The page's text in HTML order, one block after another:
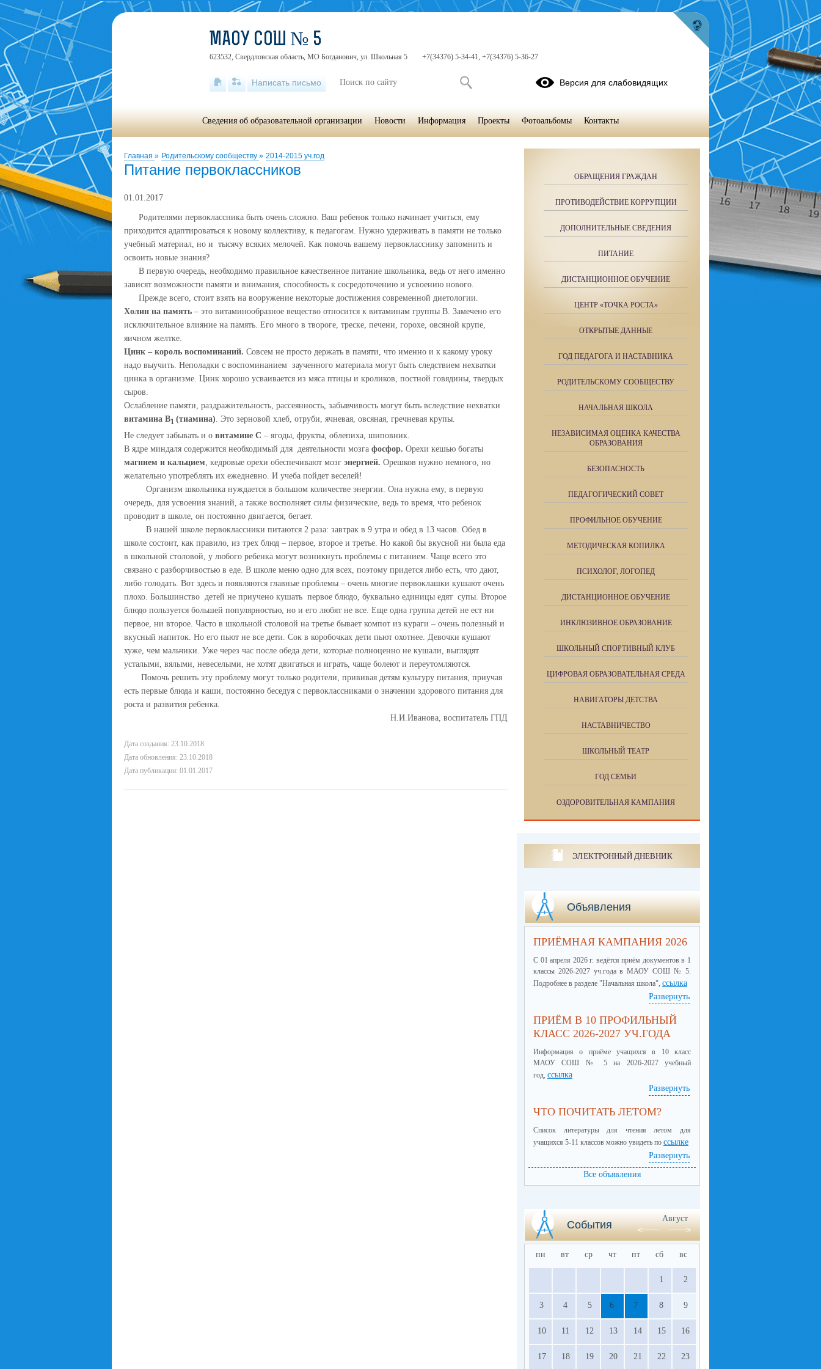
Главная » Родительскому сообществу » 2014-2015 уч.год
Питание первоклассников
01.01.2017
Родителями первоклассника быть очень сложно. Ваш ребенок только начинает учиться, ему
приходится адаптироваться к новому коллективу, к педагогам. Нужно удерживать в памяти не только
учебный материал, но и тысячу всяких мелочей. Как помочь вашему первокласснику запомнить и
освоить новые знания?
В первую очередь, необходимо правильное качественное питание школьника, ведь от него именно
зависят возможности памяти и внимания, способность к сосредоточению и усвоению нового.
Прежде всего, стоит взять на вооружение некоторые достижения современной диетологии.
Холин на память – это витаминообразное вещество относится к витаминам группы В. Замечено его
исключительное влияние на память. Его много в твороге, треске, печени, горохе, овсяной крупе,
яичном желтке.
Цинк – король воспоминаний. Совсем не просто держать в памяти, что именно и к какому уроку
надо выучить. Неполадки с воспоминанием заученного материала могут быть следствием нехватки
цинка в организме. Цинк хорошо усваивается из мяса птицы и кроликов, постной говядины, твердых
сыров.
Ослабление памяти, раздражительность, рассеянность, забывчивость могут быть вследствие нехватки
витамина В1 (тиамина). Это зерновой хлеб, отруби, ячневая, овсяная, гречневая крупы.
Не следует забывать и о витамине С – ягоды, фрукты, облепиха, шиповник.
В ядре миндаля содержится необходимый для деятельности мозга фосфор. Орехи кешью богаты
магнием и кальцием , кедровые орехи обеспечивают мозг энергией. Орешков нужно немного, но
желательно употреблять их ежедневно. И учеба пойдет веселей!
Организм школьника нуждается в большом количестве энергии. Она нужна ему, в первую
очередь, для усвоения знаний, а также восполняет силы физические, ведь то время, что ребенок
проводит в школе, он постоянно двигается, бегает.
В нашей школе первоклассники питаются 2 раза: завтрак в 9 утра и обед в 13 часов. Обед в
школе состоит, как правило, из трех блюд – первое, второе и третье. Но какой бы вкусной ни была еда
в школьной столовой, у любого ребенка могут возникнуть проблемы с питанием. Чаще всего это
связано с разборчивостью в еде. В школе меню одно для всех, поэтому придется либо есть, что дают,
либо голодать. Вот здесь и появляются главные проблемы – очень многие первоклашки кушают очень
плохо. Большинство детей не приучено кушать первое блюдо, буквально единицы едят супы. Второе
блюдо пользуется большей популярностью, но и его любят не все. Еще одна группа детей не ест ни
первое, ни второе. Часто в школьной столовой на третье бывает компот из кураги – очень полезный и
вкусный напиток. Но его пьют не все дети. Сок в коробочках дети пьют охотнее. Девочки кушают
хуже, чем мальчики. Уже через час после обеда дети, которые полноценно не кушали, выглядят
усталыми, вялыми, невеселыми, не хотят двигаться и играть, чаще болеют и переутомляются.
Помочь решить эту проблему могут только родители, прививая детям культуру питания, приучая
есть первые блюда и каши, постоянно беседуя с первоклассниками о значении здорового питания для
роста и развития ребенка.
Н.И.Иванова, воспитатель ГПД
Дата создания: 23.10.2018
Дата обновления: 23.10.2018
Дата публикации: 01.01.2017
ОБРАЩЕНИЯ ГРАЖДАН
ПРОТИВОДЕЙСТВИЕ КОРРУПЦИИ
ДОПОЛНИТЕЛЬНЫЕ СВЕДЕНИЯ
ПИТАНИЕ
ДИСТАНЦИОННОЕ ОБУЧЕНИЕ
ЦЕНТР «ТОЧКА РОСТА»
ОТКРЫТЫЕ ДАННЫЕ
ГОД ПЕДАГОГА И НАСТАВНИКА
РОДИТЕЛЬСКОМУ СООБЩЕСТВУ
НАЧАЛЬНАЯ ШКОЛА
НЕЗАВИСИМАЯ ОЦЕНКА КАЧЕСТВА
ОБРАЗОВАНИЯ
БЕЗОПАСНОСТЬ
ПЕДАГОГИЧЕСКИЙ СОВЕТ
ПРОФИЛЬНОЕ ОБУЧЕНИЕ
МЕТОДИЧЕСКАЯ КОПИЛКА
ПСИХОЛОГ, ЛОГОПЕД
ДИСТАНЦИОННОЕ ОБУЧЕНИЕ
ИНКЛЮЗИВНОЕ ОБРАЗОВАНИЕ
ШКОЛЬНЫЙ СПОРТИВНЫЙ КЛУБ
ЦИФРОВАЯ ОБРАЗОВАТЕЛЬНАЯ СРЕДА
НАВИГАТОРЫ ДЕТСТВА
НАСТАВНИЧЕСТВО
ШКОЛЬНЫЙ ТЕАТР
ГОД СЕМЬИ
ОЗДОРОВИТЕЛЬНАЯ КАМПАНИЯ
ЭЛЕКТРОННЫЙ ДНЕВНИК
Объявления
ПРИЁМНАЯ КАМПАНИЯ 2026
С 01 апреля 2026 г. ведётся приём документов в 1
классы 2026-2027 уч.года в МАОУ СОШ № 5.
Подробнее в разделе "Начальная школа", ссылка
Развернуть
ПРИЁМ В 10 ПРОФИЛЬНЫЙ
КЛАСС 2026-2027 УЧ.ГОДА
Информация о приёме учащихся в 10 класс
МАОУ СОШ № 5 на 2026-2027 учебный
год, ссылка
Развернуть
ЧТО ПОЧИТАТЬ ЛЕТОМ?
Список литературы для чтения летом для
учащихся 5-11 классов можно увидеть по ссылке
Развернуть
Все объявления
События
Август
пн вт ср чт пт сб вс
1 2
3 4 5 6 7 8 9
10 11 12 13 14 15 16
17 18 19 20 21 22 23
МАОУ СОШ № 5
623532, Свердловская область, МО Богданович, ул. Школьная 5 +7(34376) 5-34-41, +7(34376) 5-36-27
Написать письмо Версия для слабовидящих
Сведения об образовательной организации Новости Информация Проекты Фотоальбомы Контакты